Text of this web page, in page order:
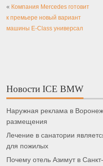
« Компания Mercedes готовит
к премьере новый вариант
машины E-Class универсал
Новости ICE BMW
Наружная реклама в
размещения
Лечение в санатории
для пожилых
Почему отель Азимут в